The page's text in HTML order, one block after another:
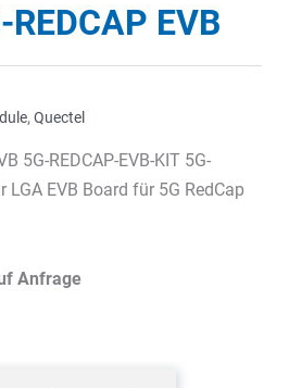
EVB
,Quectel
5G-REDCAP-EVB-KIT 5G-
LGA EVB Board für 5G RedCap
Anfrage